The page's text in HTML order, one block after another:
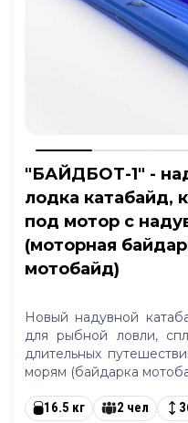
"БАЙДБОТ-1" -
лодка катабайд,
под мотор с
(моторная
мотобайд)
Новый надувной
для рыбной ловли,
длительных
морям (байдарка
16.5 кг 2 чел